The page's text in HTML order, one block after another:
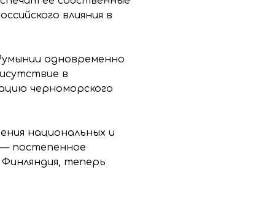
влияния в
одновременно
в
черноморского
национальных и
— постепенное
теперь